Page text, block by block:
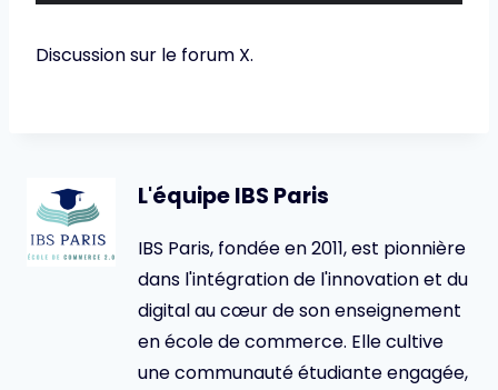
Discussion sur le forum X.
L'équipe IBS Paris
IBS Paris, fondée en 2011, est pionnière
dans l'intégration de l'innovation et du
digital au cœur de son enseignement
en école de commerce. Elle cultive
une communauté étudiante engagée,